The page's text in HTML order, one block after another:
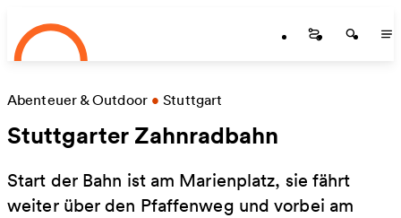
Skip to main content
Startseite
Abenteuer & Outdoor • Stuttgart
Stuttgarter Zahnradbahn
Start der Bahn ist am Marienplatz, sie fährt
weiter über den Pfaffenweg und vorbei am